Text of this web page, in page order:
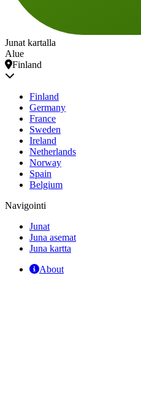
Junat kartalla
Alue
Finland
Finland
Germany
France
Sweden
Ireland
Netherlands
Norway
Spain
Belgium
Navigointi
Junat
Juna asemat
Juna kartta
About